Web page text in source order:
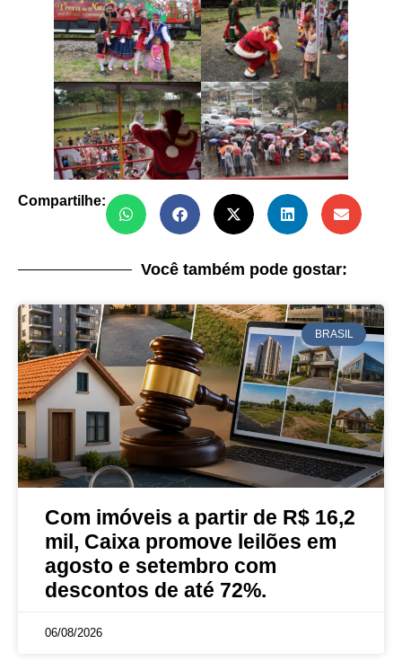
Compartilhe:
Você também pode gostar:
BRASIL
Com imóveis a partir de R$ 16,2
mil, Caixa promove leilões em
agosto e setembro com
descontos de até 72%.
06/08/2026